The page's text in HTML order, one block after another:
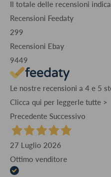
Il totale delle recensioni
Recensioni Feedaty
299
Recensioni Ebay
9449
Le nostre recensioni a 4 e 5
Clicca qui per leggerle tutte >
Precedente Successivo
27 Luglio 2026
Ottimo venditore